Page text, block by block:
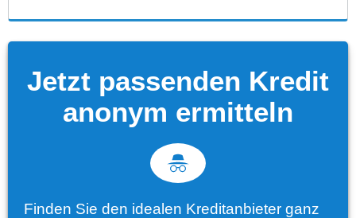
Jetzt passenden Kredit
anonym ermitteln
Finden Sie den idealen Kreditanbieter ganz